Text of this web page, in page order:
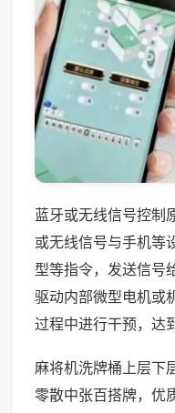
蓝牙或无线信号控制
或无线信号与手机等
型等指令，发送信号
驱动内部微型电机或
过程中进行干预，达
麻将机洗牌桶上层下
零散中张百搭牌，优